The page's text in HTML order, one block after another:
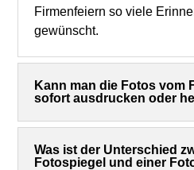
Firmenfeiern so viele
gewünscht.
Kann man die Fotos vom
sofort ausdrucken oder
Was ist der Unterschied
Fotospiegel und einer